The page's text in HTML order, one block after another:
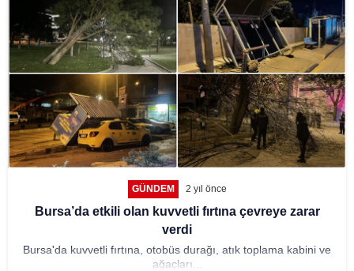
GÜNDEM 2 yıl önce
Bursa’da etkili olan kuvvetli fırtına çevreye zarar
verdi
Bursa'da kuvvetli fırtına, otobüs durağı, atık toplama kabini ve
ağaçları...